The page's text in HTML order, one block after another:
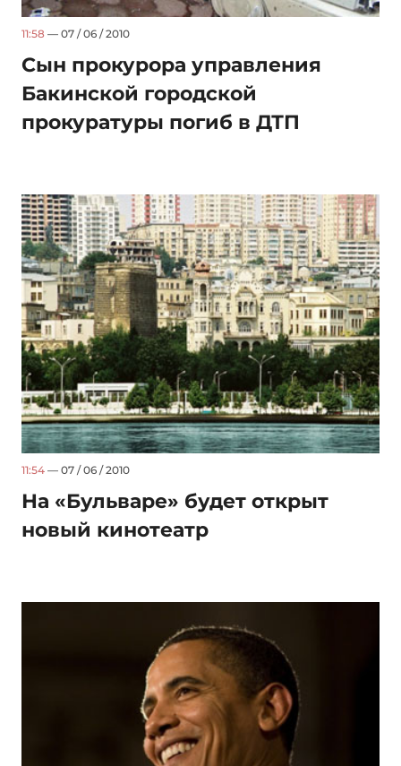
11:58 — 07 / 06 / 2010
Сын прокурора управления
Бакинской городской
прокуратуры погиб в ДТП
11:54 — 07 / 06 / 2010
На «Бульваре» будет открыт
новый кинотеатр